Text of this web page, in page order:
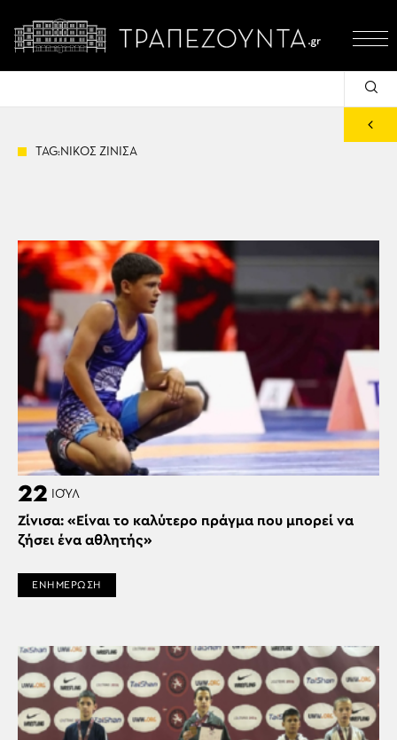
TAG:ΝΙΚΟΣ ΖΙΝΙΣΑ
22 ΙΟΎΛ
Ζίνισα: «Είναι το καλύτερο πράγμα που μπορεί να
ζήσει ένα αθλητής»
ΕΝΗΜΕΡΩΣΗ